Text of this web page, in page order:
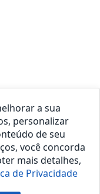
a sua
personalizar
de seu
você concorda
mais detalhes,
de Privacidade